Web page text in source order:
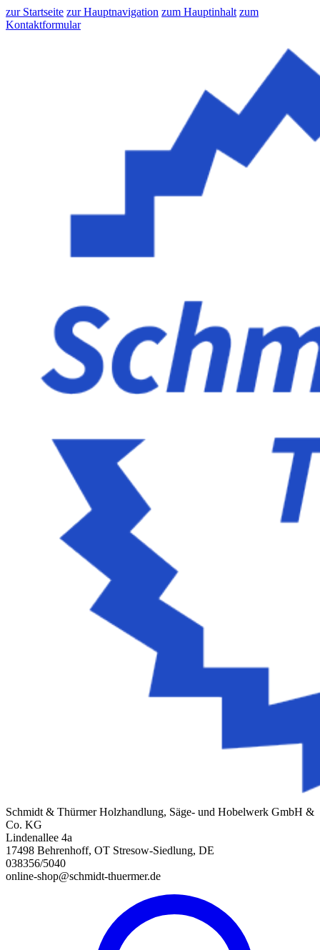
zur Startseite zur Hauptnavigation zum Hauptinhalt zum
Kontaktformular
Schmidt & Thürmer Holzhandlung, Säge- und Hobelwerk GmbH &
Co. KG
Lindenallee 4a
17498 Behrenhoff, OT Stresow-Siedlung, DE
038356/5040
online-shop@schmidt-thuermer.de